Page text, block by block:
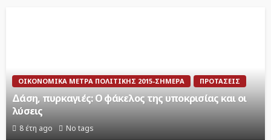
ΟΙΚΟΝΟΜΙΚΆ ΜΈΤΡΑ ΠΟΛΙΤΙΚΉΣ 2015-ΣΉΜΕΡΑ ΠΡΟΤΆΣΕΙΣ
Δάση, πυρκαγιές: Ο φάκελος της υποκρισίας και οι
λύσεις
8 έτη ago No tags